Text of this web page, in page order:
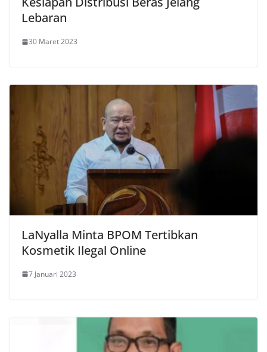
Lebaran
30 Maret 2023
LaNyalla Minta BPOM Tertibkan
Kosmetik Ilegal Online
7 Januari 2023